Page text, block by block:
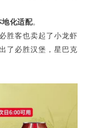
地化适配。
胜客也卖起了小龙虾
了必胜汉堡，星巴克